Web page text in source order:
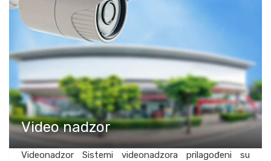
Video nadzor
Videonadzor Sistemi videonadzora prilagođeni su